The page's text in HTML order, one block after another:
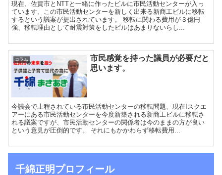
現在、佐賀市とNTTと一緒に作ったビルに市民活動センターが入っ
ています、この市民活動センターを新しく出来る新商工ビルに移転
するという議案が提出されています。 移転に関わる費用が３億円
強、移転理由として耐震対策をしたビルはあまりないらし...
コラム
市民感覚を持った議員が必要だと
思います。
今議会で上程されている市民活動センターの移転問題、現在Iスクエ
アーにある市民活動センターを今度新築される新商工ビルに移転さ
れる議案ですが、市民活動センターの関係者は今のままの方が良い
という意見が圧倒的です。 それにもかかわらず移転費用...
千綿正明プロフィール